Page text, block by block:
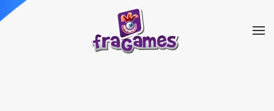
Skip to main content